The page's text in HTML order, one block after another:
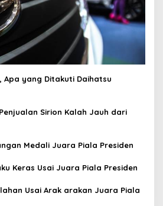
Apa yang Ditakuti Daihatsu
Sirion Kalah Jauh dari
Medali Juara Piala Presiden
Keras Usai Juara Piala Presiden
Usai Arak arakan Juara Piala